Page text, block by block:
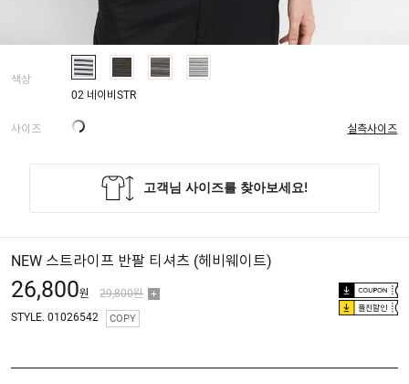
색상
02 네이비STR
사이즈 실측사이즈
NEW 스트라이프 반팔 티셔츠 (헤비웨이트)
26,800원 29,800원
플친할인
STYLE. 01026542 COPY